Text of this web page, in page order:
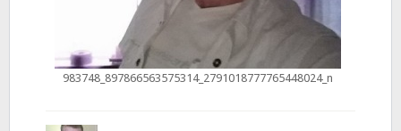
983748_897866563575314_2791018777765448024_n